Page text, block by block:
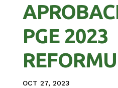
PGE 2023
OCT 27, 2023